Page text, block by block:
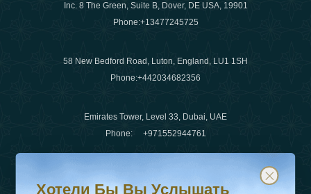
Inc. 8 The Green, Suite B, Dover, DE USA, 19901
Phone:+13477245725
58 New Bedford Road, Luton, England, LU1 1SH
Phone:+442034682356
Emirates Tower, Level 33, Dubai, UAE
Phone: +971552944761
Хотели бы вы услышать больше о последних
Подпишитесь на нашу рассылку и будьте в курсе
Хотели Бы Вы Услышать